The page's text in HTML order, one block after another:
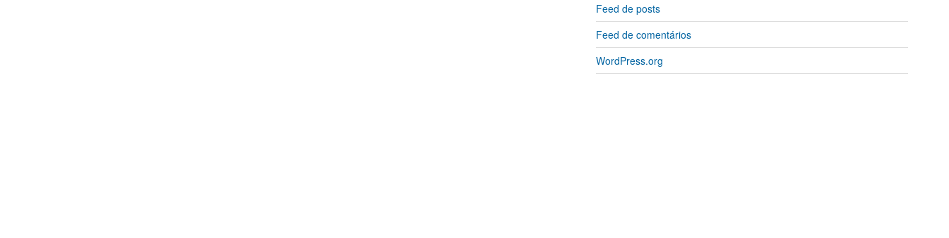
Feed de posts
Feed de comentários
WordPress.org